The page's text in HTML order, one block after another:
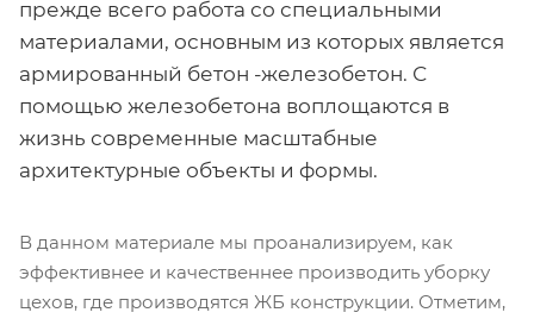
прежде всего работа со специальными
материалами, основным из которых является
армированный бетон -железобетон. С
помощью железобетона воплощаются в
жизнь современные масштабные
архитектурные объекты и формы.
В данном материале мы проанализируем, как
эффективнее и качественнее производить уборку
цехов, где производятся ЖБ конструкции. Отметим,